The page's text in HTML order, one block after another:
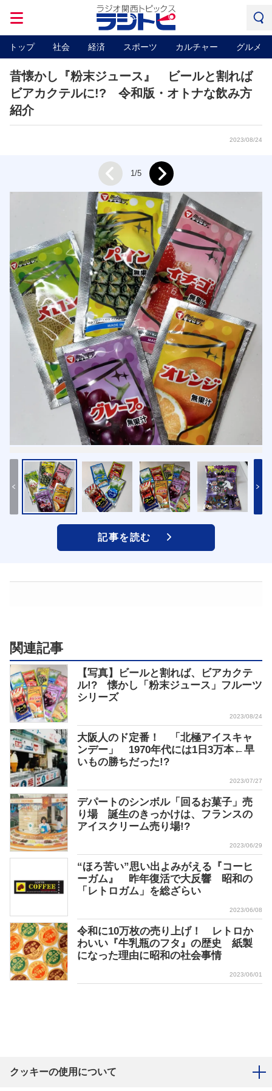
トップ 社会 経済 スポーツ カルチャー グルメ
昔懐かし『粉末ジュース』 ビールと割れば
ビアカクテルに!? 令和版・オトナな飲み方
紹介
2023/08/24
Prev 1/5 Next
記事を読む
関連記事
【写真】ビールと割れば、ビアカクテ
ル!? 懐かし「粉末ジュース」フルーツ
シリーズ
2023/08/24
大阪人のド定番！ 「北極アイスキャ
ンデー」 1970年代には1日3万本←早
いもの勝ちだった!?
2023/07/27
デパートのシンボル「回るお菓子」売
り場 誕生のきっかけは、フランスの
アイスクリーム売り場!?
2023/06/29
“ほろ苦い”思い出よみがえる『コーヒ
ーガム』 昨年復活で大反響 昭和の
「レトロガム」を総ざらい
2023/06/08
令和に10万枚の売り上げ！ レトロか
わいい『牛乳瓶のフタ』の歴史 紙製
になった理由に昭和の社会事情
2023/06/01
クッキーの使用について